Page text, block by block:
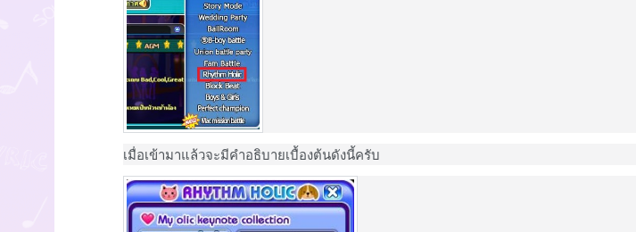
เมื่อเข้ามาแล้วจะมีคำอธิบายเบื้องต้นดังนี้ครับ